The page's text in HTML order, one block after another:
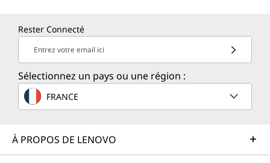
Rester Connecté
Entrez votre email ici
Sélectionnez un pays ou une région :
FRANCE
À PROPOS DE LENOVO